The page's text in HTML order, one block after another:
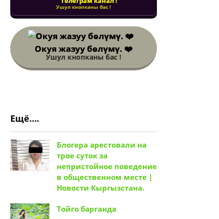
Ушул кнопканы бас !
Окуя жазуу бөлүмү. ❤️
Ушул кнопканы бас !
Ещё….
Блогера арестовали на
трое суток за
непристойное поведение
в общественном месте |
Новости Кыргызстана.
Тойго барганда